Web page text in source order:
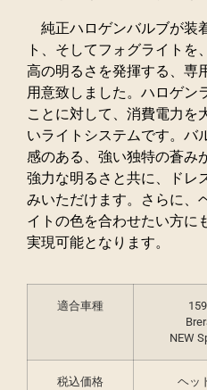
純正ハロゲンバルブが装
ト、そしてフォグライト
高の明るさを発揮する、専
用意致しました。ハロゲン
ことに対して、消費電力を
いライトシステムです。 バ
感のある、強い独特の蒼み
強力な明るさと共に、ドレ
みいただけます。さらに、
イトの色を合わせたい方に
実現可能となります。
適合車種
NEW
税込価格 ヘッ